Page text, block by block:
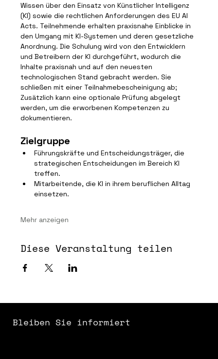
Wissen über den Einsatz von Künstlicher Intelligenz
(KI) sowie die rechtlichen Anforderungen des EU AI
Acts. Teilnehmende erhalten praxisnahe Einblicke in
den Umgang mit KI-Systemen und deren gesetzliche
Anordnung. Die Schulung wird von den Entwicklern
und Betreibern der KI durchgeführt, wodurch die
Inhalte praxisnah und auf den neuesten
technologischen Stand gebracht werden. Sie
schließen mit einer Teilnahmebescheinigung ab;
Zusätzlich kann eine optionale Prüfung abgelegt
werden, um die erworbenen Kompetenzen zu
dokumentieren.
Zielgruppe
Führungskräfte und Entscheidungsträger, die
strategischen Entscheidungen im Bereich KI
treffen.
Mitarbeitende, die KI in ihrem beruflichen Alltag
einsetzen.
Mehr anzeigen
Diese Veranstaltung teilen
Bleiben Sie informiert